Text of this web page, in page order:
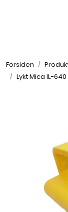
Forsiden
Lykt Mica IL-640
Produkter
Kvalitet og miljø